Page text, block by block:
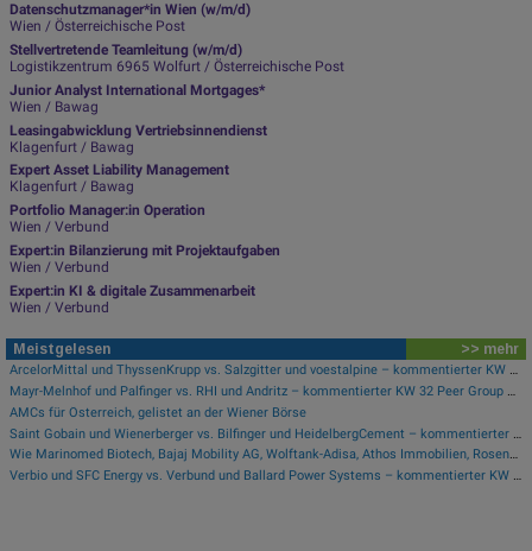
Datenschutzmanager*in Wien (w/m/d)
Wien / Österreichische Post
Stellvertretende Teamleitung (w/m/d)
Logistikzentrum 6965 Wolfurt / Österreichische Post
Junior Analyst International Mortgages*
Wien / Bawag
Leasingabwicklung Vertriebsinnendienst
Klagenfurt / Bawag
Expert Asset Liability Management
Klagenfurt / Bawag
Portfolio Manager:in Operation
Wien / Verbund
Expert:in Bilanzierung mit Projektaufgaben
Wien / Verbund
Expert:in KI & digitale Zusammenarbeit
Wien / Verbund
Meistgelesen >> mehr
ArcelorMittal und ThyssenKrupp vs. Salzgitter und voestalpine – kommentierter KW 32 Peer Group Watch Stahl
Mayr-Melnhof und Palfinger vs. RHI und Andritz – kommentierter KW 32 Peer Group Watch Zykliker Österreich
AMCs für Österreich, gelistet an der Wiener Börse
Wie Marinomed Biotech, Bajaj Mobility AG, Wolftank-Adisa, Athos Immobilien, Rosenbauer und Telekom Austria für Gesprächsstoff in Österreich sorgten
Verbio und SFC Energy vs. Verbund und Ballard Power Systems – kommentierter KW 32 Peer Group Watch Energie